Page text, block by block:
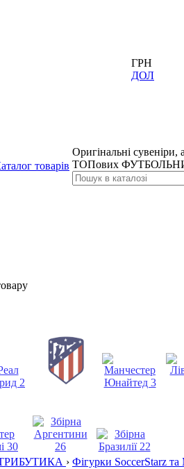
ГРН
ДОЛ
товарів
Оригінальні сувеніри,
ТОПових
› Фігурки SoccerStarz